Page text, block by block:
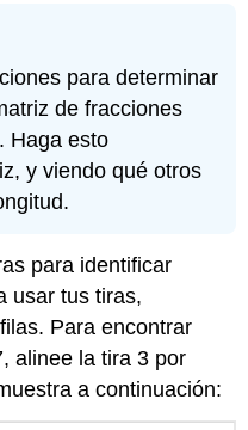
para determinar
de fracciones
Haga esto
y viendo qué otros
para identificar
usar tus tiras,
Para encontrar
alinee la tira 3 por
a continuación: